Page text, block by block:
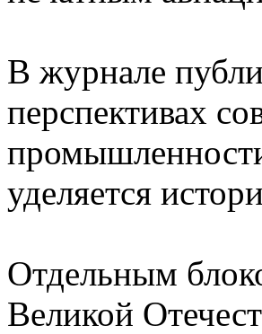
В журнале
перспективах
уделяется
Отдельным
Великой